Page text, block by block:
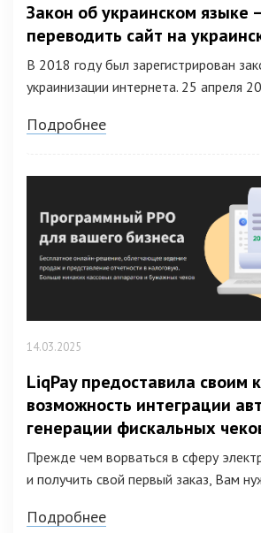
Закон об украинском языке
переводить сайт на
В 2018 году был зарегистрирован
украинизации интернета. 25 апреля
Подробнее
14.03.2025
LiqPay предоставила своим
возможность интеграции
генерации фискальных
Прежде чем ворваться в сферу
и получить свой первый заказ, Вам
Подробнее